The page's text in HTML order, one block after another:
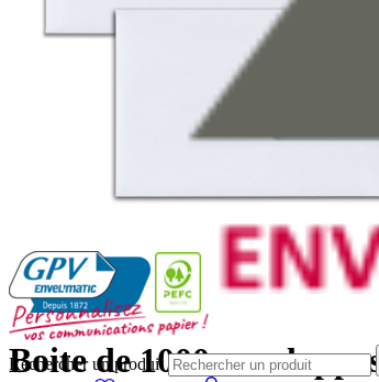
Rechercher un produit
Boite de 1000